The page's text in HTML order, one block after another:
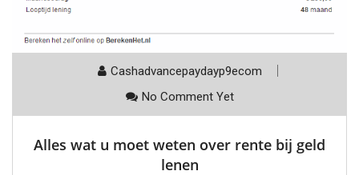
Cashadvancepaydayp9ecom
No Comment Yet
Alles wat u moet weten over rente bij geld
lenen